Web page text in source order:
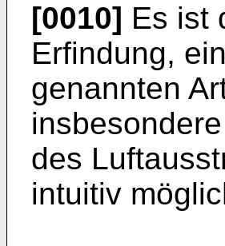
[0010] Es ist
Erfindung,
genannten
des
intuitiv